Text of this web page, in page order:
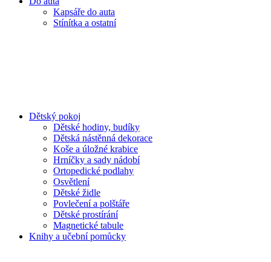
Kapsáře do auta
Stínítka a ostatní
Dětský pokoj
Dětské hodiny, budíky
Dětská nástěnná dekorace
Koše a úložné krabice
Hrníčky a sady nádobí
Ortopedické podlahy
Osvětlení
Dětské židle
Povlečení a polštáře
Dětské prostírání
Magnetické tabule
Knihy a učební pomůcky